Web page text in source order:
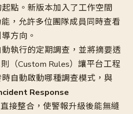
點。新版本加入了工作空間
能，允許多位團隊成員同時查看
方向。
執行的定期調查，並將摘要透
（Custom Rules）讓平台工程
自動啟動哪種調查模式，與
Response
直接整合，使警報升級後能無縫